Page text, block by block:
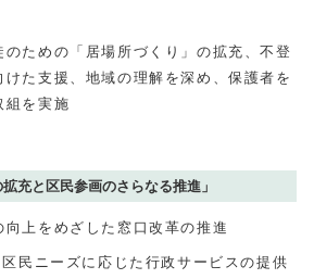
のための「居場所づくり」の拡充、不登
けた支援、地域の理解を深め、保護者を
組を実施
充と区民参画のさらなる推進」
向上をめざした窓口改革の推進
民ニーズに応じた行政サービスの提供